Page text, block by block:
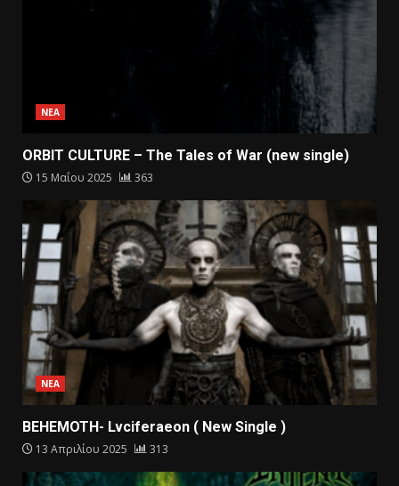
ΝΕΑ
ORBIT CULTURE – The Tales of War (new single)
15 Μαΐου 2025 363
ΝΕΑ
BEHEMOTH- Lvciferaeon ( New Single )
13 Απριλίου 2025 313